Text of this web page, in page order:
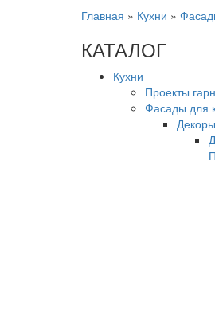
Главная » Кухни »
КАТАЛОГ
Кухни
Проекты
Фасады для
Декоры